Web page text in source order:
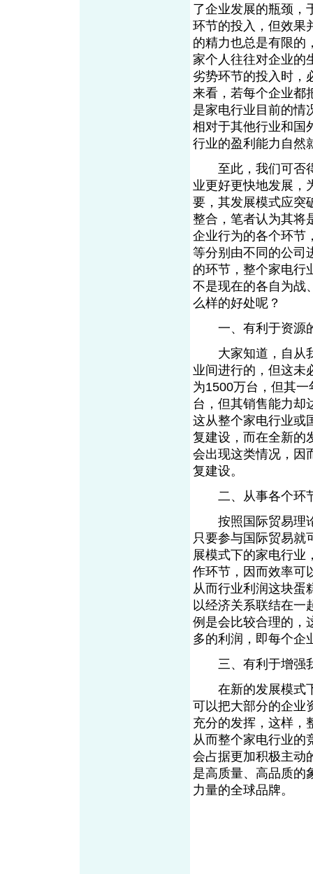
了企业发展的瓶颈，
环节的投入，但效果
的精力也总是有限的
家个人往往对企业的
劣势环节的投入时，
来看，若每个企业都
是家电行业目前的情
相对于其他行业和国
行业的盈利能力自然
至此，我们可否得
业更好更快地发展，
要，其发展模式应突
整合，笔者认为其将
企业行为的各个环节
等分别由不同的公司
的环节，整个家电行
不是现在的各自为战
么样的好处呢？
一、有利于资源的
大家知道，自从我
业间进行的，但这未
为1500万台，但其
台，但其销售能力却
这从整个家电行业或
复建设，而在全新的
会出现这类情况，因
复建设。
二、从事各个环节
按照国际贸易理论
只要参与国际贸易就
展模式下的家电行业
作环节，因而效率可
从而行业利润这块蛋
以经济关系联结在一
例是会比较合理的，
多的利润，即每个企
三、有利于增强我
在新的发展模式下
可以把大部分的企业
充分的发挥，这样，
从而整个家电行业的
会占据更加积极主动
是高质量、高品质的
力量的全球品牌。